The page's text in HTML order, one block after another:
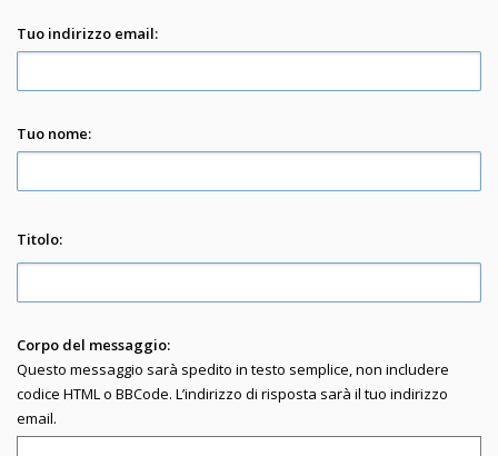
Tuo indirizzo email:
Tuo nome:
Titolo:
Corpo del messaggio:
Questo messaggio sarà spedito in testo semplice, non includere
codice HTML o BBCode. L’indirizzo di risposta sarà il tuo indirizzo
email.